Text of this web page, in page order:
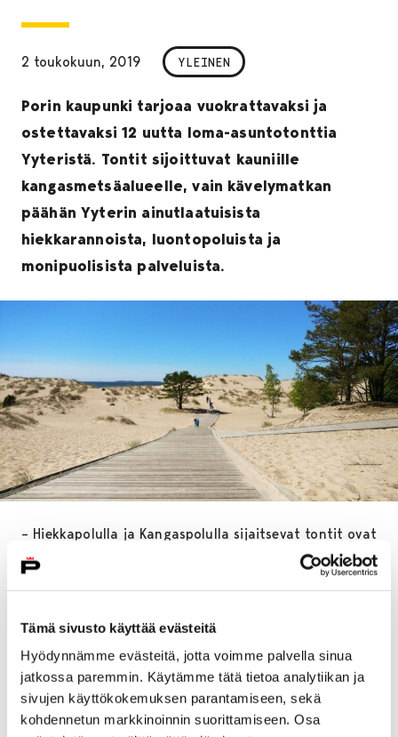
Tämä sivusto käyttää evästeitä
Hyödynnämme evästeitä, jotta voimme palvella sinua
jatkossa paremmin. Käytämme tätä tietoa analytiikan ja
sivujen käyttökokemuksen parantamiseen, sekä
kohdennetun markkinoinnin suorittamiseen. Osa
2 toukokuun, 2019 YLEINEN
Porin kaupunki tarjoaa vuokrattavaksi ja
ostettavaksi 12 uutta loma-asuntotonttia
Yyteristä. Tontit sijoittuvat kauniille
kangasmetsäalueelle, vain kävelymatkan
päähän Yyterin ainutlaatuisista
hiekkarannoista, luontopoluista ja
monipuolisista palveluista.
– Hiekkapolulla ja Kangaspolulla sijaitsevat tontit ovat
osa viime vuosina muodostunutta korttelialuetta,
jossa asemakaava mahdollistaa ympärivuotisesti
mahdollista suunnitella hyvinkin näyttäviä asuntoja,
Tonttien myyntihinnat vaihtelevat tonttien pinta-
alasta riippuen 25 000–40 000 euron välillä ja
vuosivuokra on noin 1200–2000 euroa. Tontit ovat